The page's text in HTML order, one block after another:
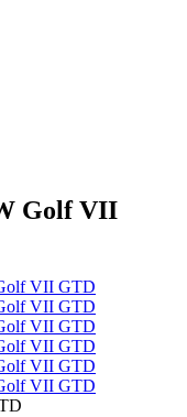
Golf VII